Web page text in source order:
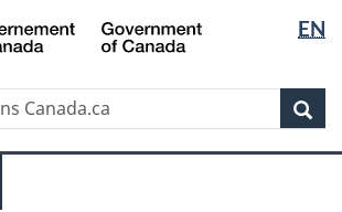
Passer
au
principal
Passer
à
sujet
du
gouvernement »
Passer
à
version
HTML
simplifiée
la
langue
EN